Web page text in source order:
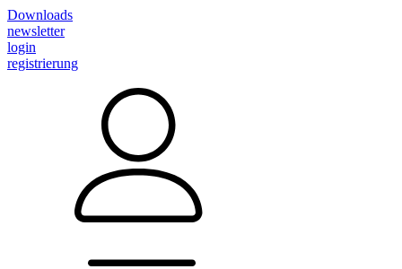
Downloads
newsletter
login
registrierung